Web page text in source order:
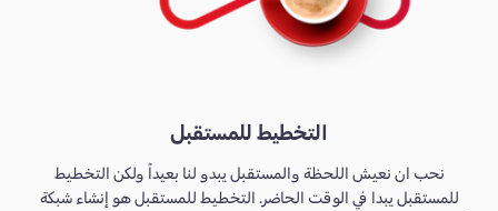
التخطيط للمستقبل
نحب ان نعيش اللحظة والمستقبل يبدو لنا بعيداً ولكن التخطيط
للمستقبل يبدا في الوقت الحاضر. التخطيط للمستقبل هو إنشاء شبكة